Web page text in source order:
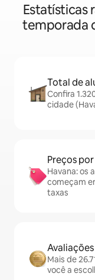
Estatísticas
temporada
Total de
Confira
cidade
Preços
Havana: os
começam
taxas
Mais de
você a